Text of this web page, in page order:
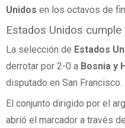
Unidos en los octavos de
Estados Unidos
La selección de Estados
derrotar por 2-0 a Bosnia y
disputado en San Francisco.
El conjunto dirigido por el
abrió el marcador a través de